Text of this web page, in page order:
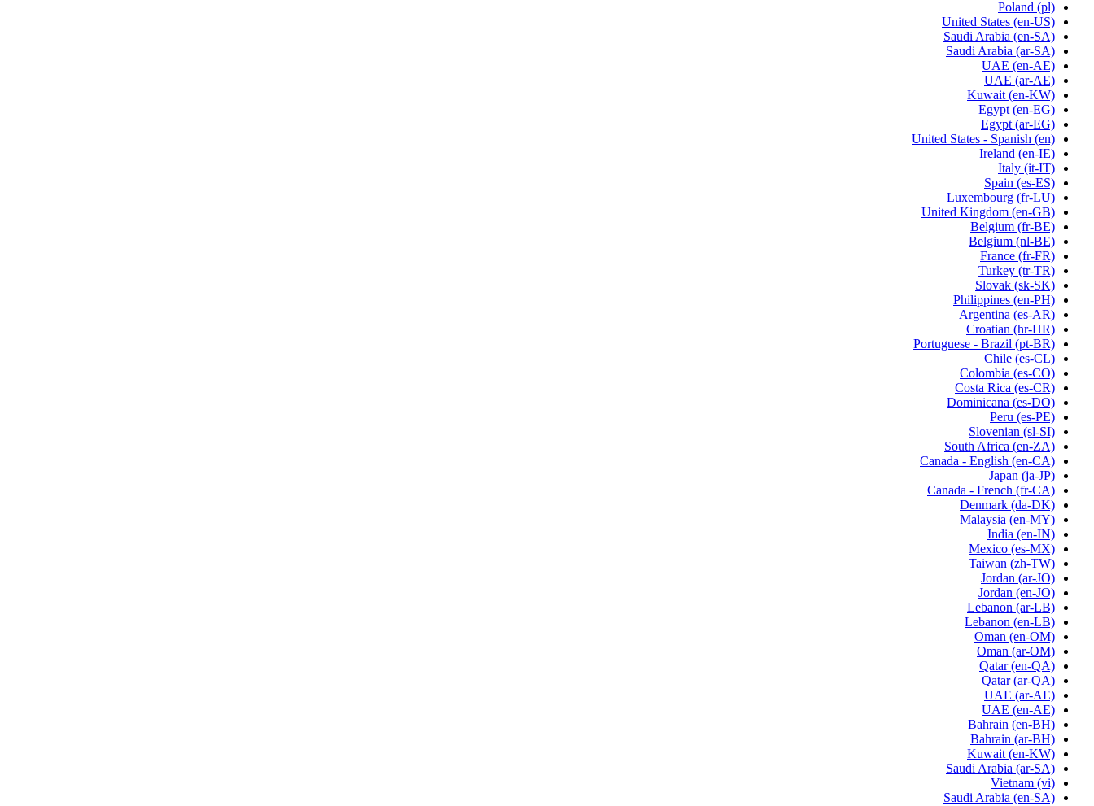
Poland (pl)
United States (en-US)
Saudi Arabia (en-SA)
Saudi Arabia (ar-SA)
UAE (en-AE)
UAE (ar-AE)
Kuwait (en-KW)
Egypt (en-EG)
Egypt (ar-EG)
United States - Spanish (en)
Ireland (en-IE)
Italy (it-IT)
Spain (es-ES)
Luxembourg (fr-LU)
United Kingdom (en-GB)
Belgium (fr-BE)
Belgium (nl-BE)
France (fr-FR)
Turkey (tr-TR)
Slovak (sk-SK)
Philippines (en-PH)
Argentina (es-AR)
Croatian (hr-HR)
Portuguese - Brazil (pt-BR)
Chile (es-CL)
Colombia (es-CO)
Costa Rica (es-CR)
Dominicana (es-DO)
Peru (es-PE)
Slovenian (sl-SI)
South Africa (en-ZA)
Canada - English (en-CA)
Japan (ja-JP)
Canada - French (fr-CA)
Denmark (da-DK)
Malaysia (en-MY)
India (en-IN)
Mexico (es-MX)
Taiwan (zh-TW)
Jordan (ar-JO)
Jordan (en-JO)
Lebanon (ar-LB)
Lebanon (en-LB)
Oman (en-OM)
Oman (ar-OM)
Qatar (en-QA)
Qatar (ar-QA)
UAE (ar-AE)
UAE (en-AE)
Bahrain (en-BH)
Bahrain (ar-BH)
Kuwait (en-KW)
Saudi Arabia (ar-SA)
Vietnam (vi)
Saudi Arabia (en-SA)